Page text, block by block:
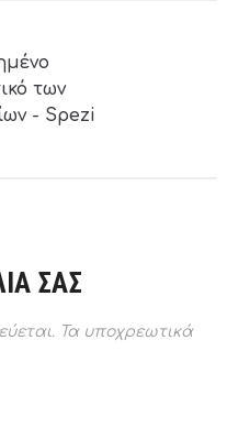
των
- Spezi
ΣΑΣ
Τα υποχρεωτικά